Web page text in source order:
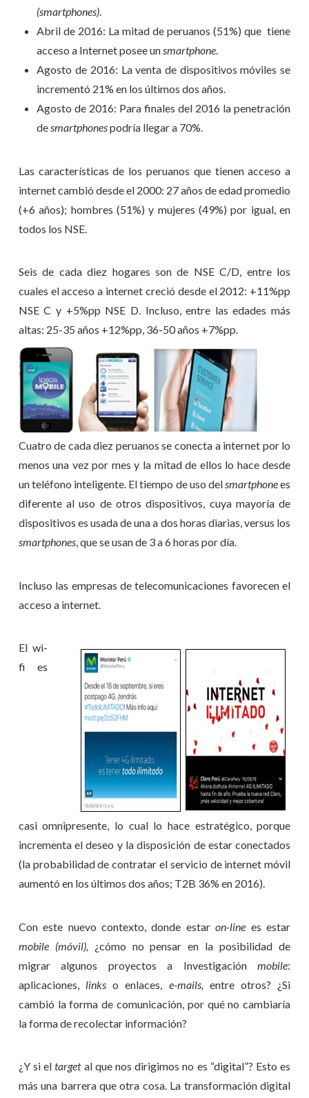
(smartphones).
Abril de 2016: La mitad de peruanos (51%) que tiene
acceso a Internet posee unsmartphone.
Agosto de 2016: La venta de dispositivos móviles se
incrementó 21% en los últimos dos años.
Agosto de 2016: Para finales del 2016 la penetración
desmartphonespodría llegar a 70%.
Las características de los peruanos que tienen acceso a
internet cambió desde el 2000: 27 años de edad promedio
(+6 años); hombres (51%) y mujeres (49%) por igual, en
todos los NSE.
Seis de cada diez hogares son de NSE C/D, entre los
cuales el acceso a internet creció desde el 2012: +11%pp
NSE C y +5%pp NSE D. Incluso, entre las edades más
altas: 25-35 años +12%pp, 36-50 años +7%pp.
Cuatro de cada diez peruanos se conecta a internet por lo
menos una vez por mes y la mitad de ellos lo hace desde
un teléfono inteligente. El tiempo de uso delsmartphonees
diferente al uso de otros dispositivos, cuya mayoría de
dispositivos es usada de una a dos horas diarias, versus los
smartphones, que se usan de 3 a 6 horas por día.
Incluso las empresas de telecomunicaciones favorecen el
acceso a internet.
El wi-
fi es
casi omnipresente, lo cual lo hace estratégico, porque
incrementa el deseo y la disposición de estar conectados
(la probabilidad de contratar el servicio de internet móvil
aumentó en los últimos dos años; T2B 36% en 2016).
Con este nuevo contexto, donde estaron-line es estar
mobile (móvil),
¿cómo no pensar en la posibilidad de
migrar algunos proyectos a Investigaciónmobile:
aplicaciones, links o enlaces, e-mails, entre otros? ¿Si
cambió la forma de comunicación, por qué no cambiaría
la forma de recolectar información?
¿Y si eltargetal que nos dirigimos no es “digital”? Esto es
más una barrera que otra cosa. La transformación digital